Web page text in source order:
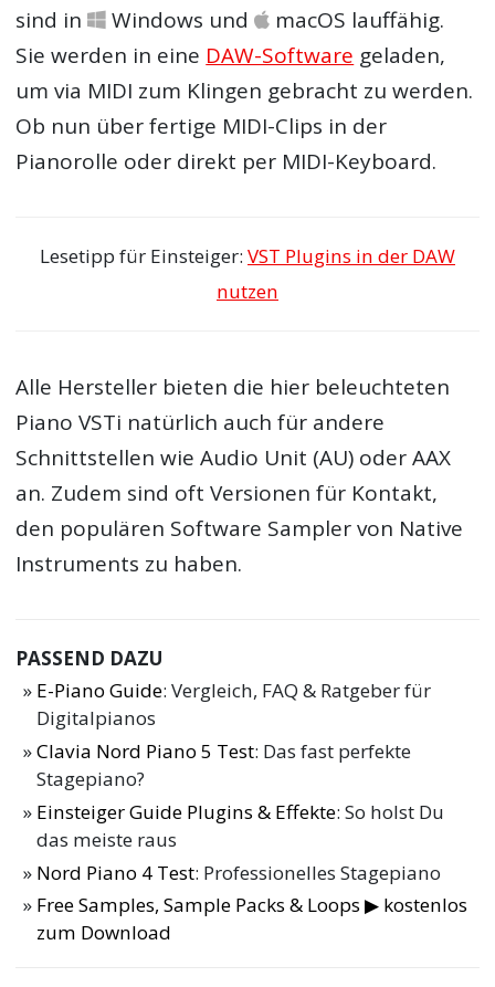
sind in
Windows und
macOS lauffähig.
Sie werden in eine DAW-Software geladen,
um via MIDI zum Klingen gebracht zu werden.
Ob nun über fertige MIDI-Clips in der
Pianorolle oder direkt per MIDI-Keyboard.
Lesetipp für Einsteiger: VST Plugins in der DAW
nutzen
Alle Hersteller bieten die hier beleuchteten
Piano VSTi natürlich auch für andere
Schnittstellen wie Audio Unit (AU) oder AAX
an. Zudem sind oft Versionen für Kontakt,
den populären Software Sampler von Native
Instruments zu haben.
PASSEND DAZU
E-Piano Guide: Vergleich, FAQ & Ratgeber für
Digitalpianos
Clavia Nord Piano 5 Test: Das fast perfekte
Stagepiano?
Einsteiger Guide Plugins & Effekte: So holst Du
das meiste raus
Nord Piano 4 Test: Professionelles Stagepiano
Free Samples, Sample Packs & Loops ▶ kostenlos
zum Download